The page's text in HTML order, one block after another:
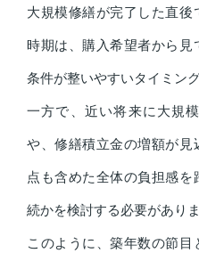
大規模修繕が完了した直
時期は、購入希望者から
条件が整いやすいタイミン
一方で、近い将来に大規
や、修繕積立金の増額が
点も含めた全体の負担感
続かを検討する必要がありま
このように、築年数の節